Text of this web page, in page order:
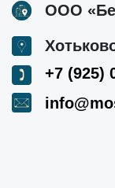
ООО
+7 (925)